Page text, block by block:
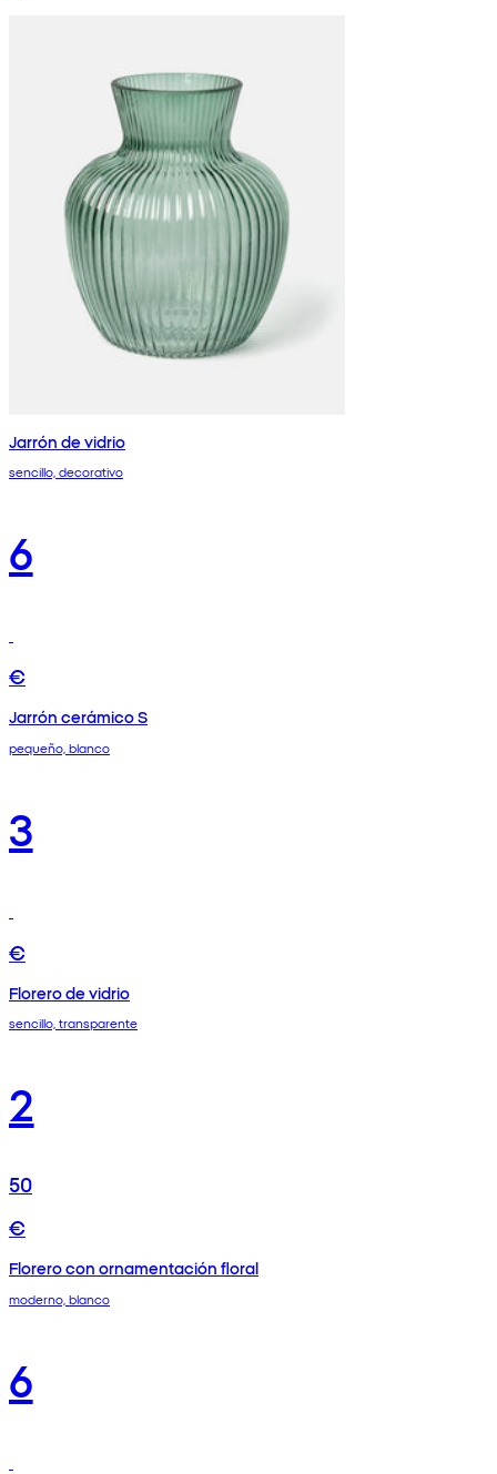
Jarrón de vidrio
sencillo, decorativo
6
€
Jarrón cerámico S
pequeño, blanco
3
€
Florero de vidrio
sencillo, transparente
2
50
€
Florero con ornamentación floral
moderno, blanco
6